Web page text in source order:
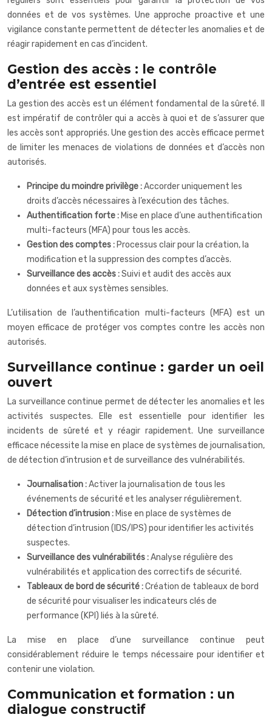
données et de vos systèmes. Une approche proactive et une
vigilance constante permettent de détecter les anomalies et de
réagir rapidement en cas d’incident.
Gestion des accès : le contrôle
d’entrée est essentiel
La gestion des accès est un élément fondamental de la sûreté. Il
est impératif de contrôler qui a accès à quoi et de s’assurer que
les accès sont appropriés. Une gestion des accès efficace permet
de limiter les menaces de violations de données et d’accès non
autorisés.
Principe du moindre privilège :Accorder uniquement les
droits d’accès nécessaires à l’exécution des tâches.
Authentification forte : Mise en place d’une authentification
multi-facteurs (MFA) pour tous les accès.
Gestion des comptes : Processus clair pour la création, la
modification et la suppression des comptes d’accès.
Surveillance des accès :Suivi et audit des accès aux
données et aux systèmes sensibles.
L’utilisation de l’authentification multi-facteurs (MFA) est un
moyen efficace de protéger vos comptes contre les accès non
autorisés.
Surveillance continue : garder un oeil
ouvert
La surveillance continue permet de détecter les anomalies et les
activités suspectes. Elle est essentielle pour identifier les
incidents de sûreté et y réagir rapidement. Une surveillance
efficace nécessite la mise en place de systèmes de journalisation,
de détection d’intrusion et de surveillance des vulnérabilités.
Journalisation :Activer la journalisation de tous les
événements de sécurité et les analyser régulièrement.
Détection d’intrusion : Mise en place de systèmes de
détection d’intrusion (IDS/IPS) pour identifier les activités
suspectes.
Surveillance des vulnérabilités :Analyse régulière des
vulnérabilités et application des correctifs de sécurité.
Tableaux de bord de sécurité :Création de tableaux de bord
de sécurité pour visualiser les indicateurs clés de
performance (KPI) liés à la sûreté.
La mise en place d’une surveillance continue peut
considérablement réduire le temps nécessaire pour identifier et
contenir une violation.
Communication et formation : un
dialogue constructif